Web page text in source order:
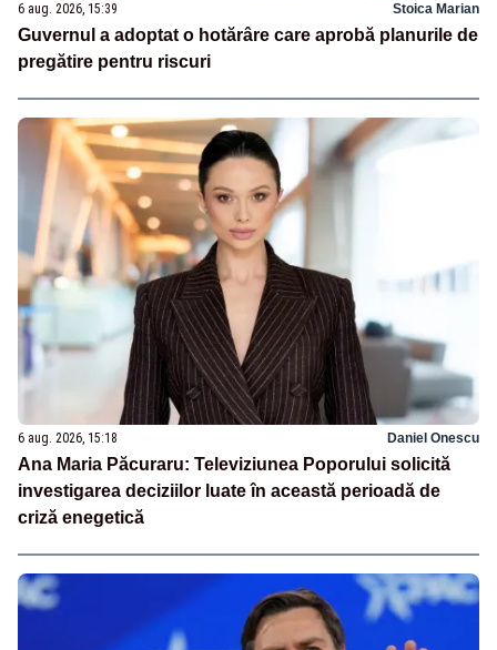
6 aug. 2026, 15:39 Stoica Marian
Guvernul a adoptat o hotărâre care aprobă planurile de
pregătire pentru riscuri
6 aug. 2026, 15:18 Daniel Onescu
Ana Maria Păcuraru: Televiziunea Poporului solicită
investigarea deciziilor luate în această perioadă de
criză enegetică